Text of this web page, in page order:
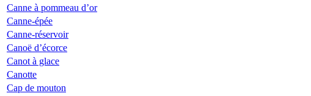
Canne à pommeau d’or
Canne-épée
Canne-réservoir
Canoë d’écorce
Canot à glace
Canotte
Cap de mouton